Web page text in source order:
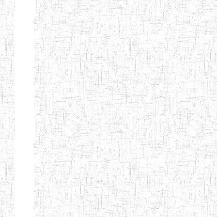
Etablissements
d'enseignement
secondaire
technique
et
professionnel
ESTP
Etablissements